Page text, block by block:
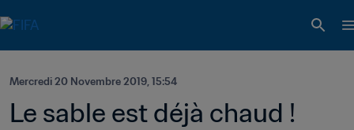
Mercredi 20 Novembre 2019, 15:54
Le sable est déjà chaud !